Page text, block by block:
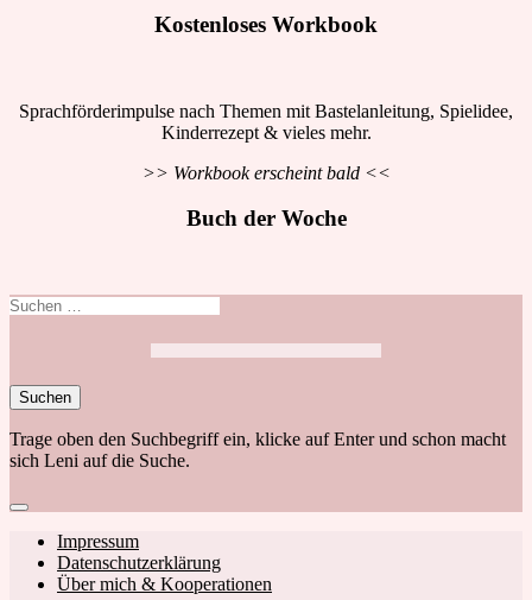
Kostenloses Workbook
Sprachförderimpulse nach Themen mit Bastelanleitung, Spielidee,
Kinderrezept & vieles mehr.
>> Workbook erscheint bald <<
Buch der Woche
Suchen
Trage oben den Suchbegriff ein, klicke auf Enter und schon macht
sich Leni auf die Suche.
Close
search
Footer
navigation
Impressum
Datenschutzerklärung
Über mich & Kooperationen